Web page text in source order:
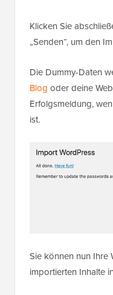
Klicken Sie
„Senden“, um den
Die Dummy-Daten
Blog oder deine
Erfolgsmeldung,
ist.
Sie können nun Ihre
importierten Inhalte